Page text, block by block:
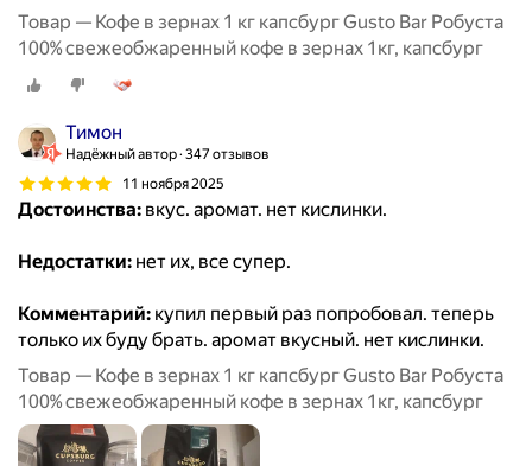
Товар — Кофе в зернах 1 кг капсбург Gusto Bar Робуста
100% свежеобжаренный кофе в зернах 1кг, капсбург
Тимон
Надёжный автор 347 отзывов
11 ноября 2025
Достоинства: вкус. аромат. нет кислинки.
Недостатки: нет их, все супер.
Комментарий: купил первый раз попробовал. теперь
только их буду брать. аромат вкусный. нет кислинки.
Товар — Кофе в зернах 1 кг капсбург Gusto Bar Робуста
100% свежеобжаренный кофе в зернах 1кг, капсбург